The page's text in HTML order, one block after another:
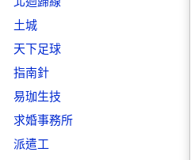
土城
天下足球
指南針
易珈生技
求婚事務所
派遣工